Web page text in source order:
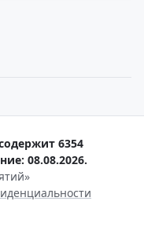
6354
08.08.2026.